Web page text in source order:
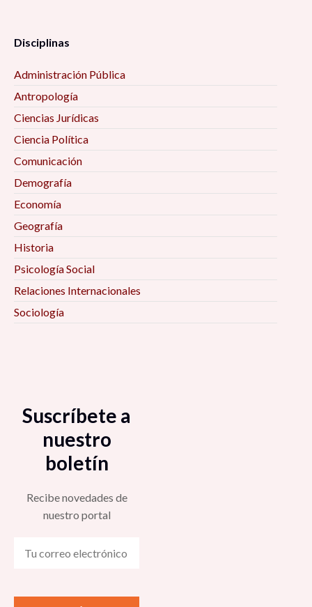
Disciplinas
Administración Pública
Antropología
Ciencias Jurídicas
Ciencia Política
Comunicación
Demografía
Economía
Geografía
Historia
Psicología Social
Relaciones Internacionales
Sociología
Suscríbete a
nuestro
boletín
Recibe novedades de
nuestro portal